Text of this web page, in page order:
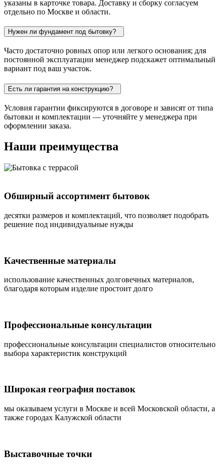
указаны в карточке товара. Доставку и сборку согласуем
отдельно по Москве и области.
Нужен ли фундамент под бытовку?
Часто достаточно ровных опор или легкого основания; для
постоянной эксплуатации менеджер подскажет оптимальный
вариант под ваш участок.
Есть ли гарантия на конструкцию?
Условия гарантии фиксируются в договоре и зависят от типа
бытовки и комплектации — уточняйте у менеджера при
оформлении заказа.
Наши преимущества
Обширный ассортимент бытовок
десятки размеров и комплектаций, что позволяет подобрать
решение под индивидуальные нужды
Качественные материалы
использование качественных долговечных материалов,
благодаря которым изделие простоит долго
Профессиональные консультации
профессиональные консультации специалистов относительно
выбора характеристик конструкций
Широкая география поставок
мы оказываем услуги в Москве и всей Московской области, а
также городах Калужской области
Выставочные точки